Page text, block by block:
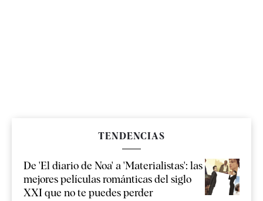
TENDENCIAS
De 'El diario de Noa' a 'Materialistas': las
mejores películas románticas del siglo
XXI que no te puedes perder